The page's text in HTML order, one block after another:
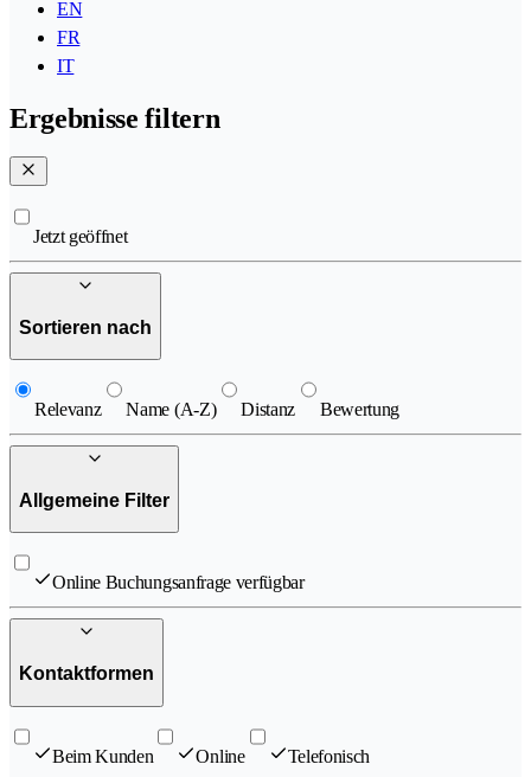
EN
FR
IT
Ergebnisse filtern
Jetzt geöffnet
Sortieren nach
Relevanz Name (A-Z) Distanz Bewertung
Allgemeine Filter
Online Buchungsanfrage verfügbar
Kontaktformen
Beim Kunden Online Telefonisch